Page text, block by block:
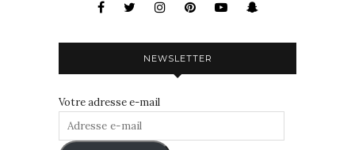
NEWSLETTER
Votre adresse e-mail
Adresse